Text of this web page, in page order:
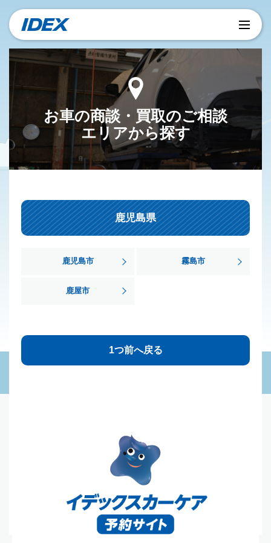
お車の商談・買取のご相談
エリアから探す
鹿児島県
鹿児島市 霧島市
鹿屋市
1つ前へ戻る